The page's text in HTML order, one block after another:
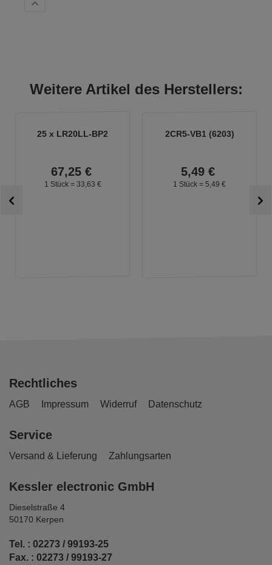
Weitere Artikel des Herstellers:
25 x LR20LL-BP2
67,25 €
1 Stück = 33, 63 €
2CR5-VB1 (6203)
5,49 €
1 Stück = 5, 49 €
Rechtliches
AGB Impressum Widerruf Datenschutz
Service
Versand & Lieferung Zahlungsarten
Kessler electronic GmbH
Dieselstraße 4
50170 Kerpen
Tel. : 02273 / 99193-25
Fax. : 02273 / 99193-27